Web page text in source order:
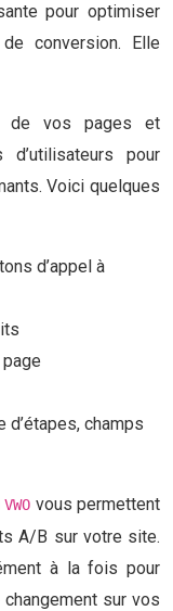
pour optimiser
conversion. Elle
de vos pages et
pour
Voici quelques
d’appel à
champs
VWO vous permettent
A/B sur votre site.
à la fois pour
sur vos